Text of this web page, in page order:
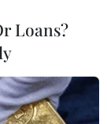
lớp 10 (hệ
Minh Anh
(Vietnam+)
Loans?